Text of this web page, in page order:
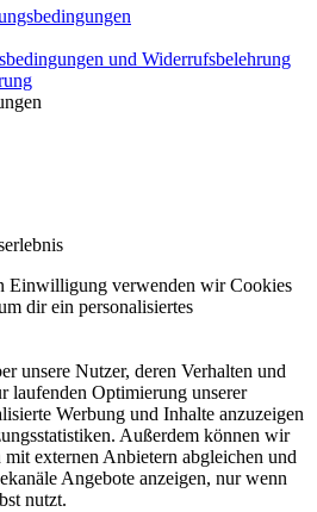
und Widerrufsbelehrung
Einwilligung verwenden wir Cookies
dir ein personalisiertes
unsere Nutzer, deren Verhalten und
laufenden Optimierung unserer
Werbung und Inhalte anzuzeigen
Außerdem können wir
externen Anbietern abgleichen und
Angebote anzeigen, nur wenn
nutzt.